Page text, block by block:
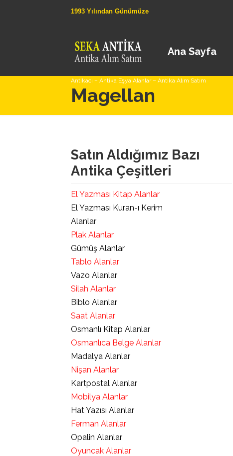
1993 Yılından Günümüze
Antikacı – Antika Eşya Alanlar – Antika Alım Satım
Ana Sayfa
Magellan
Satın Aldığımız Bazı
Antika Çeşitleri
El Yazması Kitap Alanlar
El Yazması Kuran-ı Kerim
Alanlar
Plak Alanlar
Gümüş Alanlar
Tablo Alanlar
Vazo Alanlar
Silah Alanlar
Biblo Alanlar
Saat Alanlar
Osmanlı Kitap Alanlar
Osmanlıca Belge Alanlar
Madalya Alanlar
Nişan Alanlar
Kartpostal Alanlar
Mobilya Alanlar
Hat Yazısı Alanlar
Ferman Alanlar
Opalin Alanlar
Oyuncak Alanlar